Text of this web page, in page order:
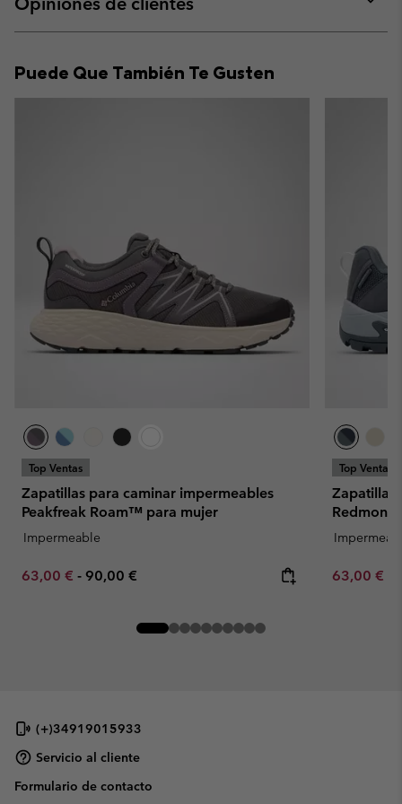
or
Puede Que También Te Gusten
Top Ventas
Zapatillas para caminar impermeables
Peakfreak Roam™ para mujer
Impermeable
Minimum sale price:
63,00 € - Maximum price:
90,00 €
Top Ventas
Zapatillas
Minimum
63,00 €
(+)34919015933
Servicio al cliente
Formulario de contacto